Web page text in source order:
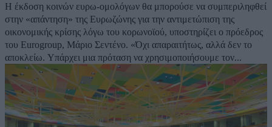
Η έκδοση κοινών ευρω-ομολόγων θα μπορούσε να συμπεριληφθεί
στην «απάντηση» της Ευρωζώνης για την αντιμετώπιση της
οικονομικής κρίσης λόγω του κορωνοϊού, υποστηρίζει ο πρόεδρος
του Eurogroup, Μάριο Σεντένο. «Όχι απαραιτήτως, αλλά δεν το
αποκλείω. Υπάρχει μια πρόταση να χρησιμοποιήσουμε τον...